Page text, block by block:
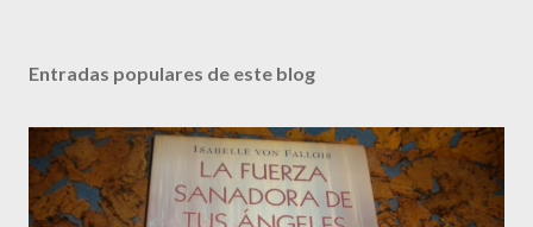
Entradas populares de este blog